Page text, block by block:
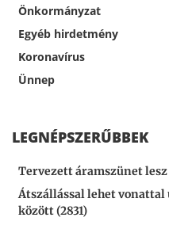
Önkormányzat
Egyéb hirdetmény
Koronavírus
Ünnep
LEGNÉPSZERŰBBEK
Tervezett áramszünet lesz
Átszállással lehet vonattal
között (2831)